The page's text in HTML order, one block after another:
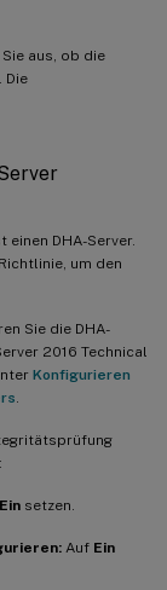
aus, ob die
Die
DHA-Server.
um den
Sie die DHA-
2016 Technical
Konfigurieren
Ein setzen.
Auf Ein